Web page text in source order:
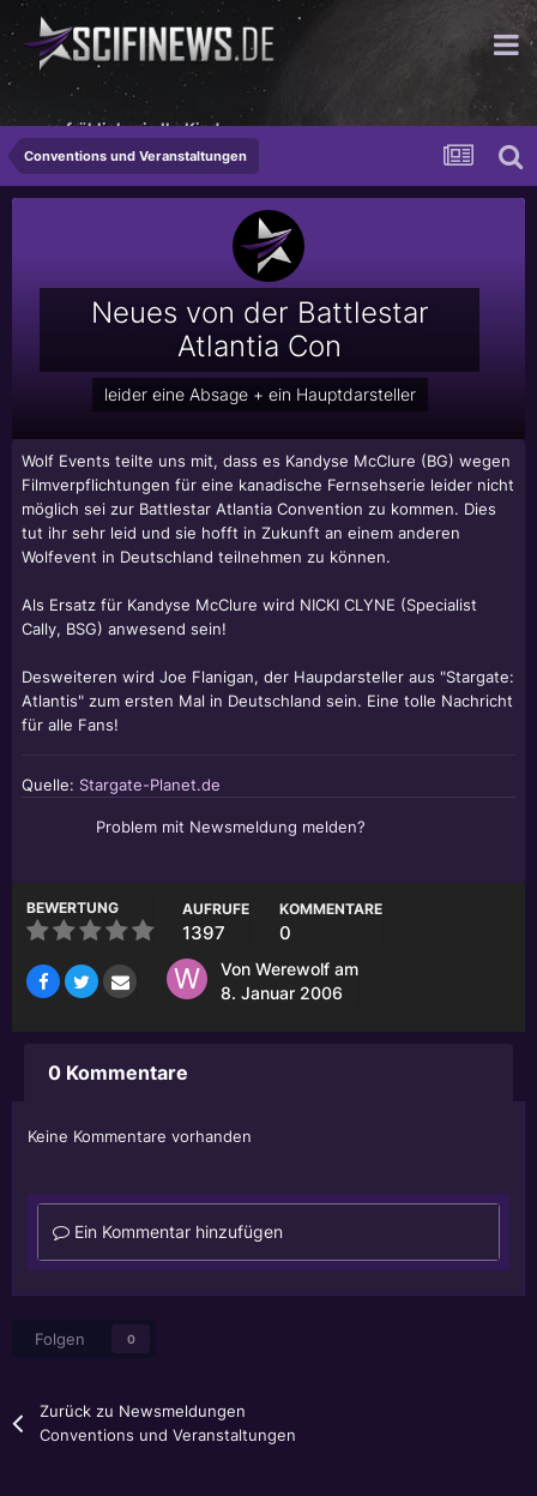
...so fröhlich wie Ihr Kind.
Conventions und Veranstaltungen
Neues von der Battlestar
Atlantia Con
leider eine Absage + ein Hauptdarsteller
Wolf Events teilte uns mit, dass es Kandyse McClure (BG) wegen
Filmverpflichtungen für eine kanadische Fernsehserie leider nicht
möglich sei zur Battlestar Atlantia Convention zu kommen. Dies
tut ihr sehr leid und sie hofft in Zukunft an einem anderen
Wolfevent in Deutschland teilnehmen zu können.
Als Ersatz für Kandyse McClure wird NICKI CLYNE (Specialist
Cally, BSG) anwesend sein!
Desweiteren wird Joe Flanigan, der Haupdarsteller aus "Stargate:
Atlantis" zum ersten Mal in Deutschland sein. Eine tolle Nachricht
für alle Fans!
Quelle: Stargate-Planet.de
Problem mit Newsmeldung melden?
BEWERTUNG AUFRUFE
1397
KOMMENTARE
0
Von Werewolf am
8. Januar 2006
0 Kommentare
Keine Kommentare vorhanden
Ein Kommentar hinzufügen
Folgen 0
Zurück zu Newsmeldungen
Conventions und Veranstaltungen